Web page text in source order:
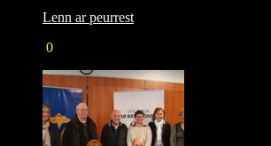
Lenn ar peurrest
0